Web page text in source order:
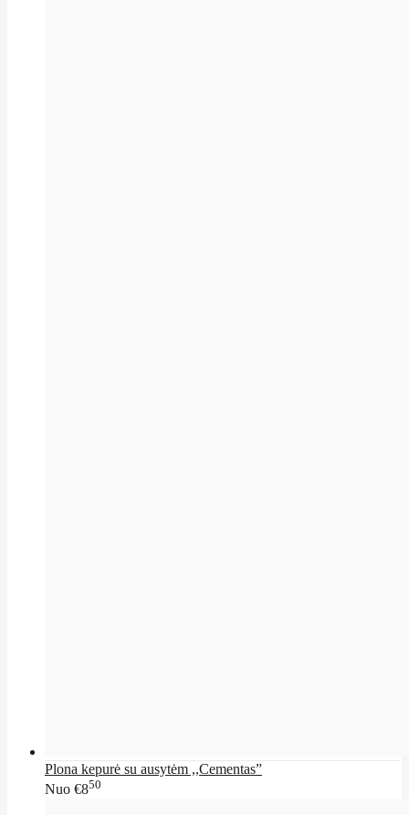
Plona kepurė su ausytėm ,,Cementas”
Nuo €850